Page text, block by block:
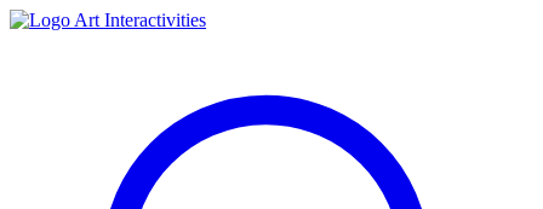
Art Interactivities